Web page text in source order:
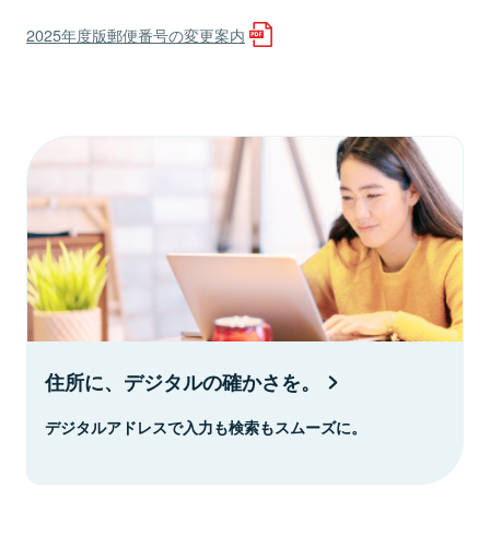
2025年度版郵便番号の変更案内
住所に、デジタルの確かさを。
デジタルアドレスで入力も検索もスムーズに。